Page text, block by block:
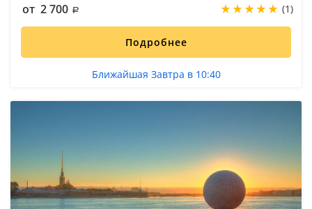
от 2 700 (1)
Подробнее
Ближайшая Завтра в 10:40